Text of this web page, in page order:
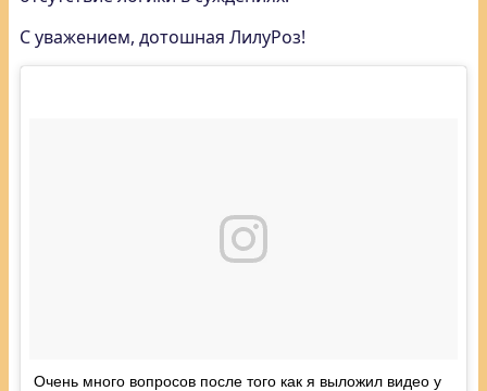
С уважением, дотошная ЛилуРоз!
Очень много вопросов после того как я выложил видео у